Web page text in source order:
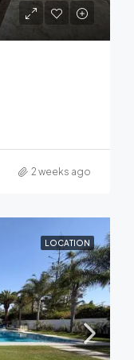
2 weeks ago
LOCATION